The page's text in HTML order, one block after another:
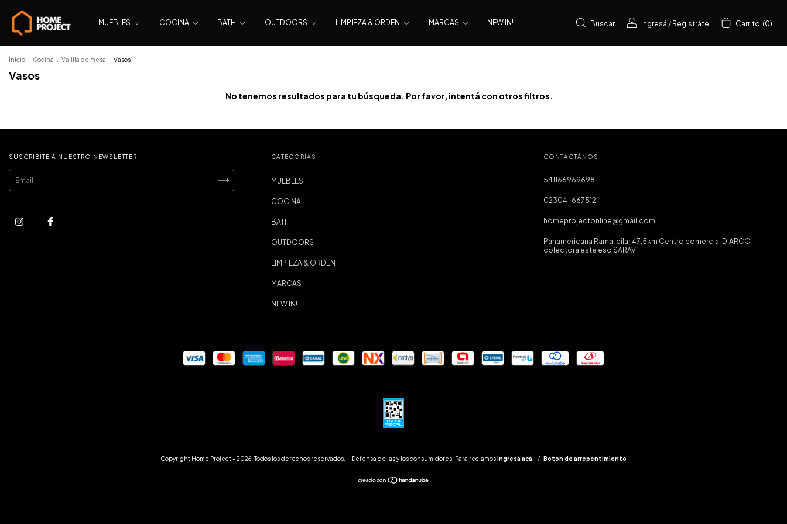
MUEBLES COCINA BATH OUTDOORS LIMPIEZA & ORDEN MARCAS NEW IN! Buscar Ingresá / Registráte Carrito (0)
Inicio Cocina Vajilla de mesa Vasos
Vasos
No tenemos resultados para tu búsqueda. Por favor, intentá con otros filtros.
SUSCRIBITE A NUESTRO NEWSLETTER CATEGORÍAS
MUEBLES
COCINA
BATH
OUTDOORS
LIMPIEZA & ORDEN
MARCAS
NEW IN!
CONTACTÁNOS
541166969698
02304-667512
homeprojectonline@gmail.com
Panamericana Ramal pilar 47,5km Centro comercial DIARCO
colectora este esq SARAVI
Copyright Home Project - 2026. Todos los derechos reservados. Defensa de las y los consumidores. Para reclamosingresá acá. / Botón de arrepentimiento